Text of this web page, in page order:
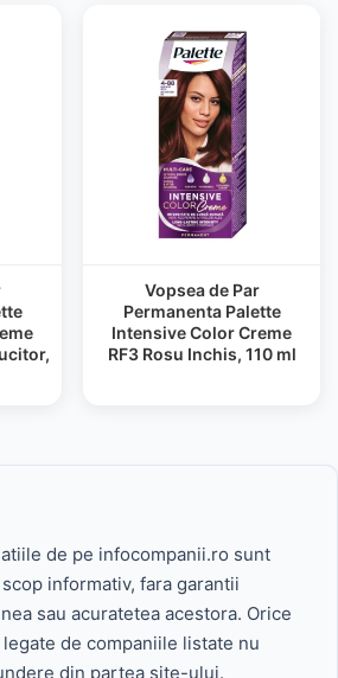
Vopsea de Par
Permanenta Palette
Intensive Color Creme
RF3 Rosu Inchis, 110 ml
de pe infocompanii.ro sunt
informativ, fara garantii
sau acuratetea acestora. Orice
de companiile listate nu
din partea site-ului.